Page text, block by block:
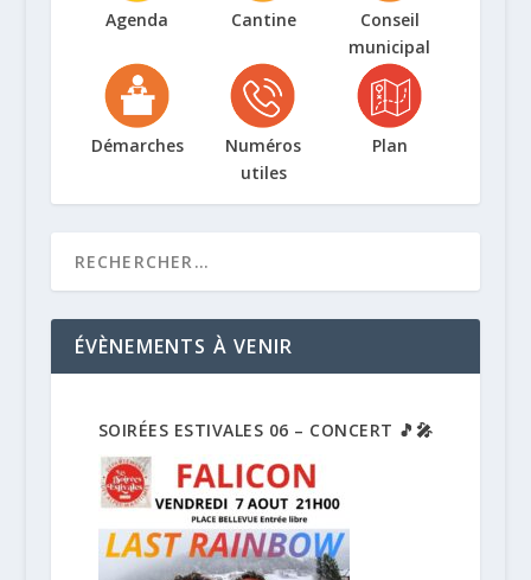
Agenda Cantine
Conseil
municipal
Démarches
Numéros
utiles
Plan
ÉVÈNEMENTS À VENIR
SOIRÉES ESTIVALES 06 – CONCERT 🎵🎤